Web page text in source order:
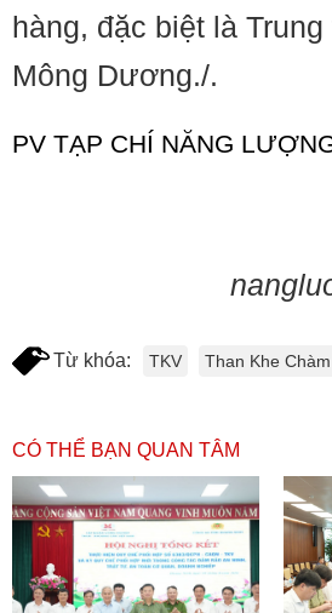
hàng, đặc biệt là
Mông Dương./.
PV TẠP CHÍ NĂNG
Từ khóa: TKV Than Khe Chàm
CÓ THỂ BẠN QUAN TÂM